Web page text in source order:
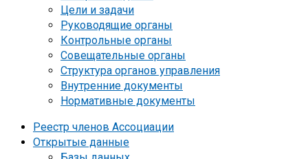
Цели и задачи
Руководящие органы
Контрольные органы
Совещательные органы
Структура органов управления
Внутренние документы
Нормативные документы
Реестр членов Ассоциации
Открытые данные